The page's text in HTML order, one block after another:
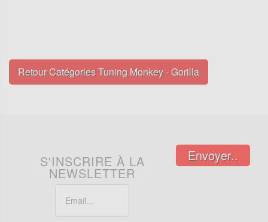
Retour Catégories Tuning Monkey - Gorilla
S'INSCRIRE À LA
NEWSLETTER
Envoyer..